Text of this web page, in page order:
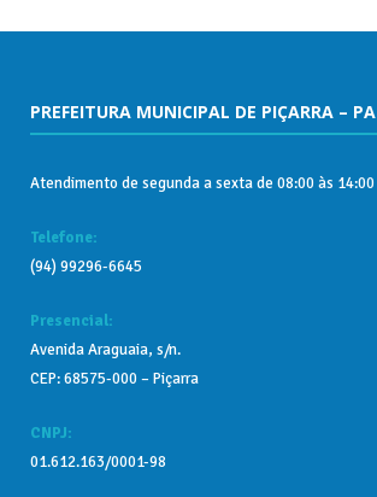
PREFEITURA MUNICIPAL DE PIÇARRA – PA
Atendimento de segunda a sexta de 08:00 às 14:00
Telefone:
(94) 99296-6645
Presencial:
Avenida Araguaia, s/n.
CEP: 68575-000 – Piçarra
CNPJ:
01.612.163/0001-98